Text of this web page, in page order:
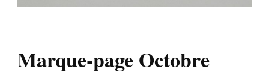
Marque-page Octobre